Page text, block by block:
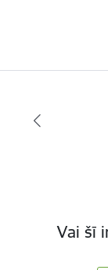
Vai šī